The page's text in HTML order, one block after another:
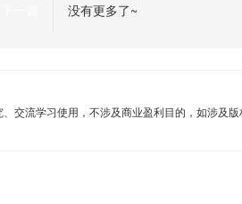
没有更多了~
交流学习使用，不涉及商业盈利目的，如涉及